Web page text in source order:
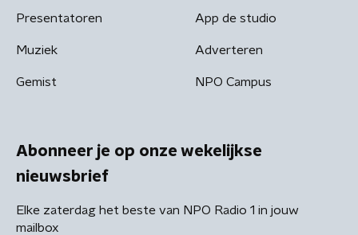
Presentatoren
Muziek
Gemist
App de studio
Adverteren
NPO Campus
Abonneer je op onze wekelijkse
nieuwsbrief
Elke zaterdag het beste van NPO Radio 1 in jouw
mailbox